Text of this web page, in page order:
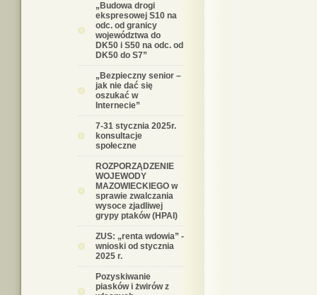
„Budowa drogi
ekspresowej S10 na
odc. od granicy
województwa do
DK50 i S50 na odc. od
DK50 do S7”
„Bezpieczny senior –
jak nie dać się
oszukać w
Internecie”
7-31 stycznia 2025r.
konsultacje
społeczne
ROZPORZĄDZENIE
WOJEWODY
MAZOWIECKIEGO w
sprawie zwalczania
wysoce zjadliwej
grypy ptaków (HPAI)
ZUS: „renta wdowia” -
wnioski od stycznia
2025 r.
Pozyskiwanie
piasków i żwirów z